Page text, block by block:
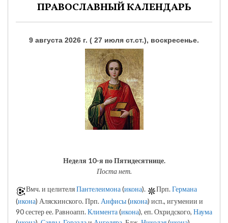
ПРАВОСЛАВНЫЙ КАЛЕНДАРЬ
9 августа 2026 г. ( 27 июля ст.ст.), воскресенье.
Неделя 10-я по Пятидесятнице.
Поста нет.
Вмч. и целителяПантелеимона(икона). Прп.Германа
(икона) Аляскинского. Прп. Анфисы(икона) исп., игумении и
90 сестер ее. Равноапп.Климента(икона), еп. Охридского, Наума